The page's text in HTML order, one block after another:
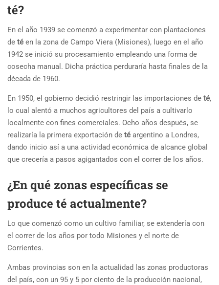
té?
En el año 1939 se comenzó a experimentar con plantaciones
de té en la zona de Campo Viera (Misiones), luego en el año
1942 se inició su procesamiento empleando una forma de
cosecha manual. Dicha práctica perduraría hasta finales de la
década de 1960.
En 1950, el gobierno decidió restringir las importaciones de té,
lo cual alentó a muchos agricultores del país a cultivarlo
localmente con fines comerciales. Ocho años después, se
realizaría la primera exportación de té argentino a Londres,
dando inicio así a una actividad económica de alcance global
que crecería a pasos agigantados con el correr de los años.
¿En qué zonas específicas se
produce té actualmente?
Lo que comenzó como un cultivo familiar, se extendería con
el correr de los años por todo Misiones y el norte de
Corrientes.
Ambas provincias son en la actualidad las zonas productoras
del país, con un 95 y 5 por ciento de la producción nacional,